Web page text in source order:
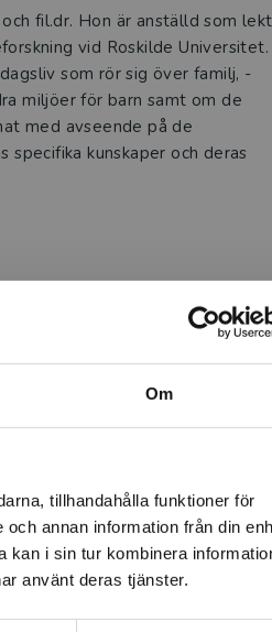
Om
tillhandahålla funktioner för
annan information från din
kan i sin tur kombinera
använt deras tjänster.
en
fil.dr. Hon är anställd som
vid Roskilde Universitet.
som rör sig över familj,
miljöer för barn samt om de
med avseende på de
kunskaper och deras